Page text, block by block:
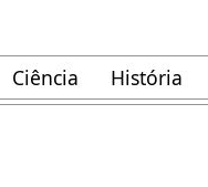
Ciência História